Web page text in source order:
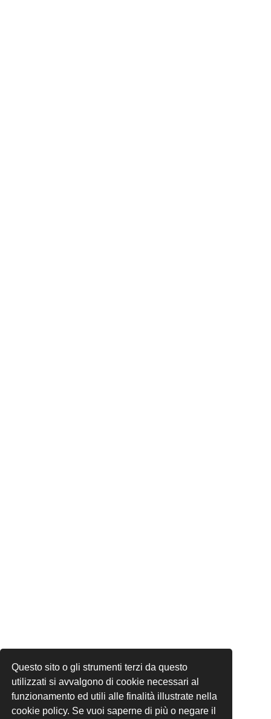
Questo sito o gli strumenti terzi da questo
utilizzati si avvalgono di cookie necessari al
funzionamento ed utili alle finalità illustrate nella
cookie policy. Se vuoi saperne di più o negare il